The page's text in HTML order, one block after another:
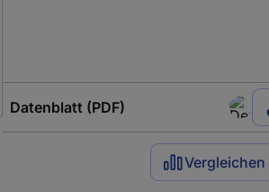
Datenblatt (PDF)
Vergleichen